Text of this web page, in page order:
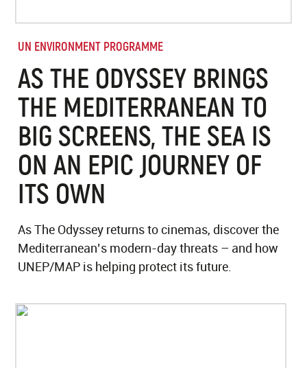
UN ENVIRONMENT PROGRAMME
AS THE ODYSSEY BRINGS
THE MEDITERRANEAN TO
BIG SCREENS, THE SEA IS
ON AN EPIC JOURNEY OF
ITS OWN
As The Odyssey returns to cinemas, discover the
Mediterranean’s modern-day threats – and how
UNEP/MAP is helping protect its future.